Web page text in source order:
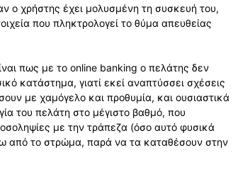
ο χρήστης έχει μολυσμένη τη συσκευή του,
που πληκτρολογεί το θύμα απευθείας
πως με το online banking ο πελάτης δεν
κατάστημα, γιατί εκεί αναπτύσσει σχέσεις
με χαμόγελο και προθυμία, και ουσιαστικά
του πελάτη στο μέγιστο βαθμό, που
με την τράπεζα (όσο αυτό φυσικά
από το στρώμα, παρά να τα καταθέσουν στην